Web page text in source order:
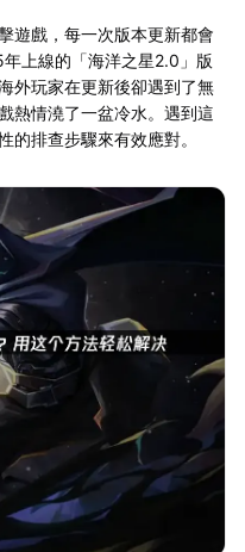
遊戲，每一次版本更新都會
上線的「海洋之星2.0」版
外玩家在更新後卻遇到了無
熱情澆了一盆冷水。遇到這
的排查步驟來有效應對。